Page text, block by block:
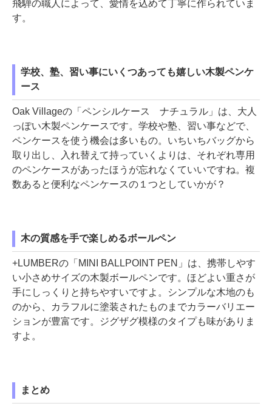
飛騨の職人によって、愛情を込めて丁寧に作られていま
す。
学校、塾、習い事にいくつあっても嬉しい木製ペンケ
ース
Oak Villageの「ペンシルケース ナチュラル」は、大人
っぽい木製ペンケースです。学校や塾、習い事などで、
ペンケースを使う機会は多いもの。いちいちバッグから
取り出し、入れ替えて持っていくよりは、それぞれ専用
のペンケースがあったほうが忘れなくていいですね。複
数あると便利なペンケースの１つとしていかが？
木の質感を手で楽しめるボールペン
+LUMBERの「MINI BALLPOINT PEN」は、携帯しやす
い小さめサイズの木製ボールペンです。ほどよい重さが
手にしっくりと持ちやすいですよ。シンプルな木地のも
のから、カラフルに塗装されたものまでカラーバリエー
ションが豊富です。ジグザグ模様のタイプも味がありま
すよ。
まとめ